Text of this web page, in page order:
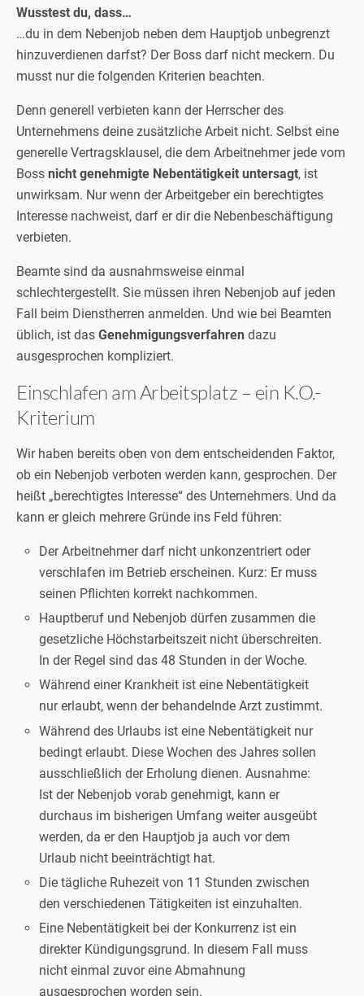
Wusstest du, dass…
…du in dem Nebenjob neben dem Hauptjob unbegrenzt
hinzuverdienen darfst? Der Boss darf nicht meckern. Du
musst nur die folgenden Kriterien beachten.
Denn generell verbieten kann der Herrscher des
Unternehmens deine zusätzliche Arbeit nicht. Selbst eine
generelle Vertragsklausel, die dem Arbeitnehmer jede vom
Boss nicht genehmigte Nebentätigkeit untersagt, ist
unwirksam. Nur wenn der Arbeitgeber ein berechtigtes
Interesse nachweist, darf er dir die Nebenbeschäftigung
verbieten.
Beamte sind da ausnahmsweise einmal
schlechtergestellt. Sie müssen ihren Nebenjob auf jeden
Fall beim Dienstherren anmelden. Und wie bei Beamten
üblich, ist das Genehmigungsverfahren dazu
ausgesprochen kompliziert.
Einschlafen am Arbeitsplatz – ein K.O.-
Kriterium
Wir haben bereits oben von dem entscheidenden Faktor,
ob ein Nebenjob verboten werden kann, gesprochen. Der
heißt „berechtigtes Interesse“ des Unternehmers. Und da
kann er gleich mehrere Gründe ins Feld führen:
Der Arbeitnehmer darf nicht unkonzentriert oder
verschlafen im Betrieb erscheinen. Kurz: Er muss
seinen Pflichten korrekt nachkommen.
Hauptberuf und Nebenjob dürfen zusammen die
gesetzliche Höchstarbeitszeit nicht überschreiten.
In der Regel sind das 48 Stunden in der Woche.
Während einer Krankheit ist eine Nebentätigkeit
nur erlaubt, wenn der behandelnde Arzt zustimmt.
Während des Urlaubs ist eine Nebentätigkeit nur
bedingt erlaubt. Diese Wochen des Jahres sollen
ausschließlich der Erholung dienen. Ausnahme:
Ist der Nebenjob vorab genehmigt, kann er
durchaus im bisherigen Umfang weiter ausgeübt
werden, da er den Hauptjob ja auch vor dem
Urlaub nicht beeinträchtigt hat.
Die tägliche Ruhezeit von 11 Stunden zwischen
den verschiedenen Tätigkeiten ist einzuhalten.
Eine Nebentätigkeit bei der Konkurrenz ist ein
direkter Kündigungsgrund. In diesem Fall muss
nicht einmal zuvor eine Abmahnung
ausgesprochen worden sein.